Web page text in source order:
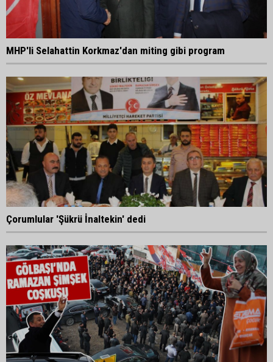
MHP'li Selahattin Korkmaz'dan miting gibi program
Çorumlular 'Şükrü İnaltekin' dedi